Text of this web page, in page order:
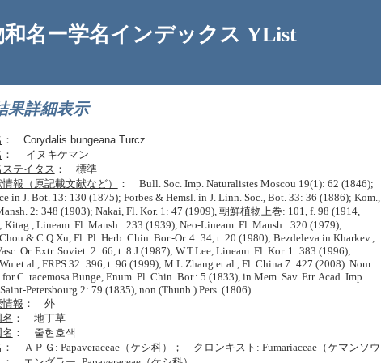
和名ー学名インデックス YList
果詳細表示
： Corydalis bungeana Turcz.
： イヌキケマン
ステイタス ： 標準
報（原記載文献など）
： Bull. Soc. Imp. Naturalistes Moscou 19(1): 62 (1846);
in J. Bot. 13: 130 (1875); Forbes & Hemsl. in J. Linn. Soc., Bot. 33: 36 (1886); Kom.,
2: 348 (1903); Nakai, Fl. Kor. 1: 47 (1909), 朝鮮植物上巻: 101, f. 98 (1914,
Kitag., Lineam. Fl. Mansh.: 233 (1939), Neo-Lineam. Fl. Mansh.: 320 (1979);
& C.Q.Xu, Fl. Pl. Herb. Chin. Bor.-Or. 4: 34, t. 20 (1980); Bezdeleva in Kharkev.,
Or. Extr. Soviet. 2: 66, t. 8 J (1987); W.T.Lee, Lineam. Fl. Kor. 1: 383 (1996);
et al., FRPS 32: 396, t. 96 (1999); M.L.Zhang et al., Fl. China 7: 427 (2008). Nom.
for C. racemosa Bunge, Enum. Pl. Chin. Bor.: 5 (1833), in Mem. Sav. Etr. Acad. Imp.
Petersbourg 2: 79 (1835), non (Thunb.) Pers. (1806).
報 ： 外
： 地丁草
： 줄현호색
： ＡＰＧ: Papaveraceae（ケシ科）； クロンキスト: Fumariaceae（ケマンソウ